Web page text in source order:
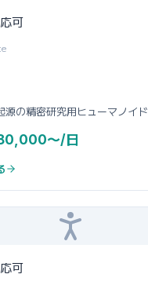
可
源の精密研究用ヒューマノイド
〜/日
可